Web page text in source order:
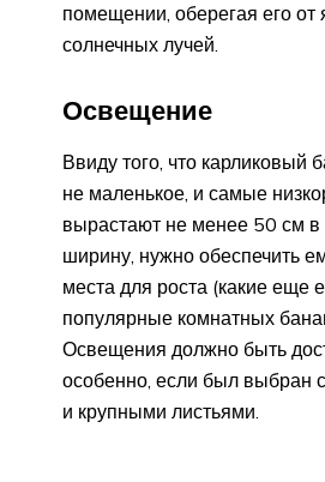
помещении, оберегая его от
солнечных лучей.
Освещение
Ввиду того, что карликовый
не маленькое, и самые
вырастают не менее 50 см в
ширину, нужно обеспечить
места для роста (какие еще
популярные комнатных
Освещения должно быть
особенно, если был выбран
и крупными листьями.